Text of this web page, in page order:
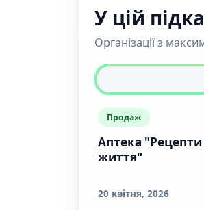
У цій
Організації з
Продаж
Аптека "Рецепти
життя"
20 квітня, 2026